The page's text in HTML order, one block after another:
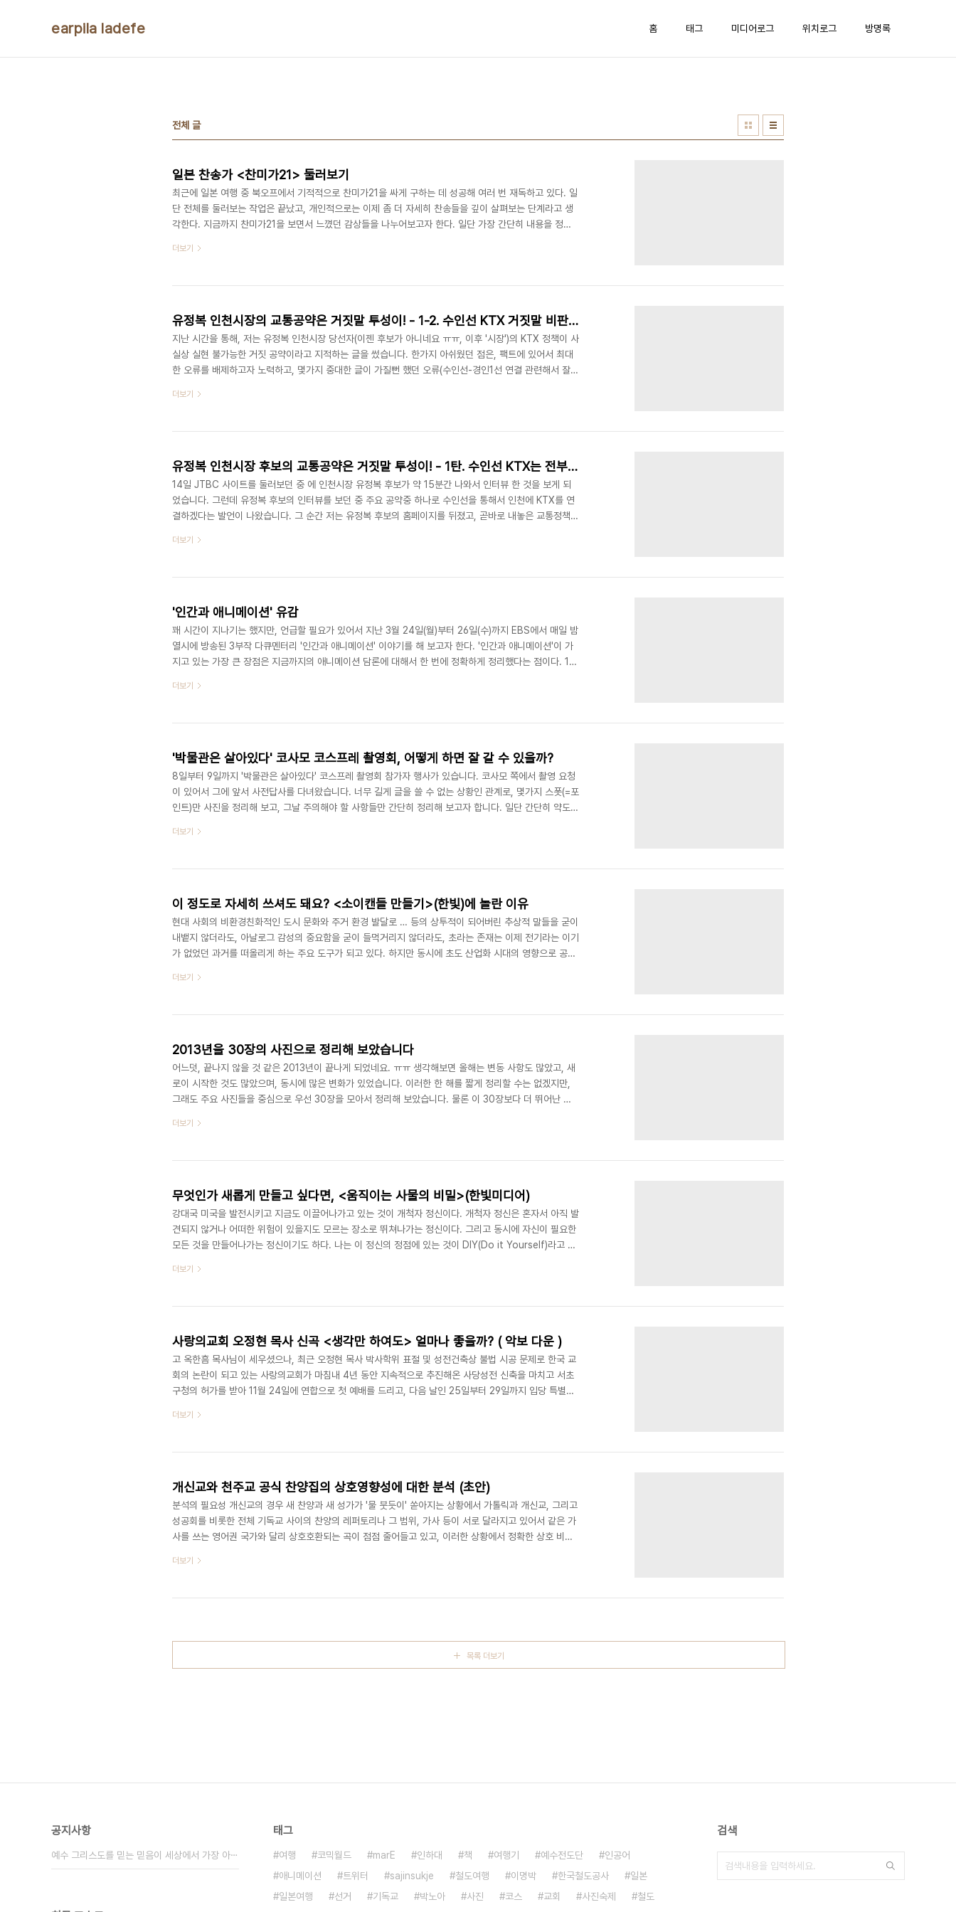
earpila ladefe 홈 태그 미디어로그 위치로그 방명록
전체 글
일본 찬송가 <찬미가21> 둘러보기
최근에 일본 여행 중 북오프에서 기적적으로 찬미가21을 싸게 구하는 데 성공해 여러 번 재독하고 있다. 일
단 전체를 둘러보는 작업은 끝났고, 개인적으로는 이제 좀 더 자세히 찬송들을 깊이 살펴보는 단계라고 생
각한다. 지금까지 찬미가21을 보면서 느꼈던 감상들을 나누어보고자 한다. 일단 가장 간단히 내용을 정리
40%는 일본인 찬송가, 5%는 떼제 성가, 나머지는 다른 찬송가라고 보면 될 것 같다. 이것은 개신교 찬송
하지만 찬미가21의 진가는 맨 앞에서부터 차근차근 찬송가를 읽어나가면 금세 깨닫게..
더보기
유정복 인천시장의 교통공약은 거짓말 투성이! - 1-2. 수인선 KTX 거짓말 비판 반박에 대한 재반론
지난 시간을 통해, 저는 유정복 인천시장 당선자(이젠 후보가 아니네요 ㅠㅠ, 이후 '시장')의 KTX 정책이 사
실상 실현 불가능한 거짓 공약이라고 지적하는 글을 썼습니다. 한가지 아쉬웠던 점은, 팩트에 있어서 최대
한 오류를 배제하고자 노력하고, 몇가지 중대한 글이 가질뻔 했던 오류(수인선-경인1선 연결 관련해서 잘못
적으로 몇가지 오류가 남아있었다는 점입니다. 이 부분에 대해서는 죄송하다는 점 이외에는 더 이상 말씀드
을 수정하기보다, 이후에 댓글로 들어온 부분에 대해서 제가 알지 못하거나 다시 생각한 ..
더보기
유정복 인천시장 후보의 교통공약은 거짓말 투성이! - 1탄. 수인선 KTX는 전부 거짓말!
14일 JTBC 사이트를 둘러보던 중 에 인천시장 유정복 후보가 약 15분간 나와서 인터뷰 한 것을 보게 되
었습니다. 그런데 유정복 후보의 인터뷰를 보던 중 주요 공약중 하나로 수인선을 통해서 인천에 KTX를 연
결하겠다는 발언이 나왔습니다. 그 순간 저는 유정복 후보의 홈페이지를 뒤졌고, 곧바로 내놓은 교통정책이
교통과 물류를 향상시키시겠다면서 주장하신 유정복 후보의 철도 교통 공약이 도대체 어느 정도로 잘못되
읽다 보면, 왜 이 교통공약들이 실제적 차원에서 왜 문제가 있는 것인지, 아니 왜 실현이..
더보기
'인간과 애니메이션' 유감
꽤 시간이 지나기는 했지만, 언급할 필요가 있어서 지난 3월 24일(월)부터 26일(수)까지 EBS에서 매일 밤
열시에 방송된 3부작 다큐멘터리 '인간과 애니메이션' 이야기를 해 보고자 한다. '인간과 애니메이션'이 가
지고 있는 가장 큰 장점은 지금까지의 애니메이션 담론에 대해서 한 번에 정확하게 정리했다는 점이다. 1부
애니메이션 강국인 미국과 일본의 주요 제작사를 모두 인터뷰해 정리해 두었으며, 미국 양대 산맥인 드림웍
과정을 최근 큰 화제가 된 과 곧 개봉할 를 중심으로 살피고, 그 외에 주목할만한 애니메..
더보기
'박물관은 살아있다' 코사모 코스프레 촬영회, 어떻게 하면 잘 갈 수 있을까?
8일부터 9일까지 '박물관은 살아있다' 코스프레 촬영회 참가자 행사가 있습니다. 코사모 쪽에서 촬영 요청
이 있어서 그에 앞서 사전답사를 다녀왔습니다. 너무 길게 글을 쓸 수 없는 상황인 관계로, 몇가지 스폿(=포
인트)만 사진을 정리해 보고, 그날 주의해야 할 사항들만 간단히 정리해 보고자 합니다. 일단 간단히 약도를
통로에 접해 있어서, 당일 상당히 인파가 몰리는 데다가 코스어분들과 사진사분들이 엮여서 상당히 복잡한
모르겠어서.. 일단 상황을 지켜보고요, 일단 입장을 쌈지점 지하 2층에서만 하실..
더보기
이 정도로 자세히 쓰셔도 돼요? <소이캔들 만들기>(한빛)에 놀란 이유
현대 사회의 비환경친화적인 도시 문화와 주거 환경 발달로 … 등의 상투적이 되어버린 추상적 말들을 굳이
내뱉지 않더라도, 아날로그 감성의 중요함을 굳이 들먹거리지 않더라도, 초라는 존재는 이제 전기라는 이기
가 없었던 과거를 떠올리게 하는 주요 도구가 되고 있다. 하지만 동시에 초도 산업화 시대의 영향으로 공장
생활에 직면하게 될 때, 초를 혼자서 만들 수 있다면 그러한 어려움은 사라지게 될 것이다. 아니 당장 전기
다. 또한 일상을 살아가면서 초의 필요가 사라진다면, 우리는 어쩔 수 없이 초를 만들어야 ..
더보기
2013년을 30장의 사진으로 정리해 보았습니다
어느덧, 끝나지 않을 것 같은 2013년이 끝나게 되었네요. ㅠㅠ 생각해보면 올해는 변동 사항도 많았고, 새
로이 시작한 것도 많았으며, 동시에 많은 변화가 있었습니다. 이러한 한 해를 짧게 정리할 수는 없겠지만,
그래도 주요 사진들을 중심으로 우선 30장을 모아서 정리해 보았습니다. 물론 이 30장보다 더 뛰어난 사
쨌든 간에, 제 삶이 어땠는지 나누는 즐거운 시간이 되었으면 합니다. 우선 올해 처음 또한 교회 신년소원예
마지막 PP동차 새마을 #1005(서울->부산) 탑승입니다. 무엇보다 역사적인 ..
더보기
무엇인가 새롭게 만들고 싶다면, <움직이는 사물의 비밀>(한빛미디어)
강대국 미국을 발전시키고 지금도 이끌어나가고 있는 것이 개척자 정신이다. 개척자 정신은 혼자서 아직 발
견되지 않거나 어떠한 위험이 있을지도 모르는 장소로 뛰쳐나가는 정신이다. 그리고 동시에 자신이 필요한
모든 것을 만들어나가는 정신이기도 하다. 나는 이 정신의 정점에 있는 것이 DIY(Do it Yourself)라고 생
운 도전의 기회를 부여할 줄 아는 열린 사고와 생각, 그리고 누구든지 새로운 것을 만들기를 시도해 볼 수
미디어 Make Korea 잡지 발간과 Make Korea fair를 통해서 이..
더보기
사랑의교회 오정현 목사 신곡 <생각만 하여도> 얼마나 좋을까? ( 악보 다운 )
고 옥한흠 목사님이 세우셨으나, 최근 오정현 목사 박사학위 표절 및 성전건축상 불법 시공 문제로 한국 교
회의 논란이 되고 있는 사랑의교회가 마침내 4년 동안 지속적으로 추진해온 사당성전 신축을 마치고 서초
구청의 허가를 받아 11월 24일에 연합으로 첫 예배를 드리고, 다음 날인 25일부터 29일까지 입당 특별새
발표했습니다. 이 발표한 악보가 다음날(28일, 목) 특새 일간 소식지인 Dream news의 첫 페이지에 그대
두 번 반복하는 이 곡의 악보는 다음과 같습니..
더보기
개신교와 천주교 공식 찬양집의 상호영향성에 대한 분석 (초안)
분석의 필요성 개신교의 경우 새 찬양과 새 성가가 '물 붓듯이' 쏟아지는 상황에서 가톨릭과 개신교, 그리고
성공회를 비롯한 전체 기독교 사이의 찬양의 레퍼토리나 그 범위, 가사 등이 서로 달라지고 있어서 같은 가
사를 쓰는 영어권 국가와 달리 상호호환되는 곡이 점점 줄어들고 있고, 이러한 상황에서 정확한 상호 비교
자 표기 없이 게제되어 있는 상황을 보고 이러한 부분에 대한 문제를 지적하는 포스팅을 [ 본인의 블로그에
의 반응이 많아, 정확한 연구의 필요성이 인정되는 점을 인정하고 본 분석을 진행하게..
더보기
목록 더보기
공지사항
예수 그리스도를 믿는 믿음이 세상에서 가장 아⋯
태그
여행 코믹월드 marE 인하대 책 여행기 예수전도단
인공어
애니메이션
트위터 sajinsukje 철도여행 이명박 한국철도공사
일본
일본여행
선거 기독교 박노아 사진 코스 교회 사진숙제
철도
검색